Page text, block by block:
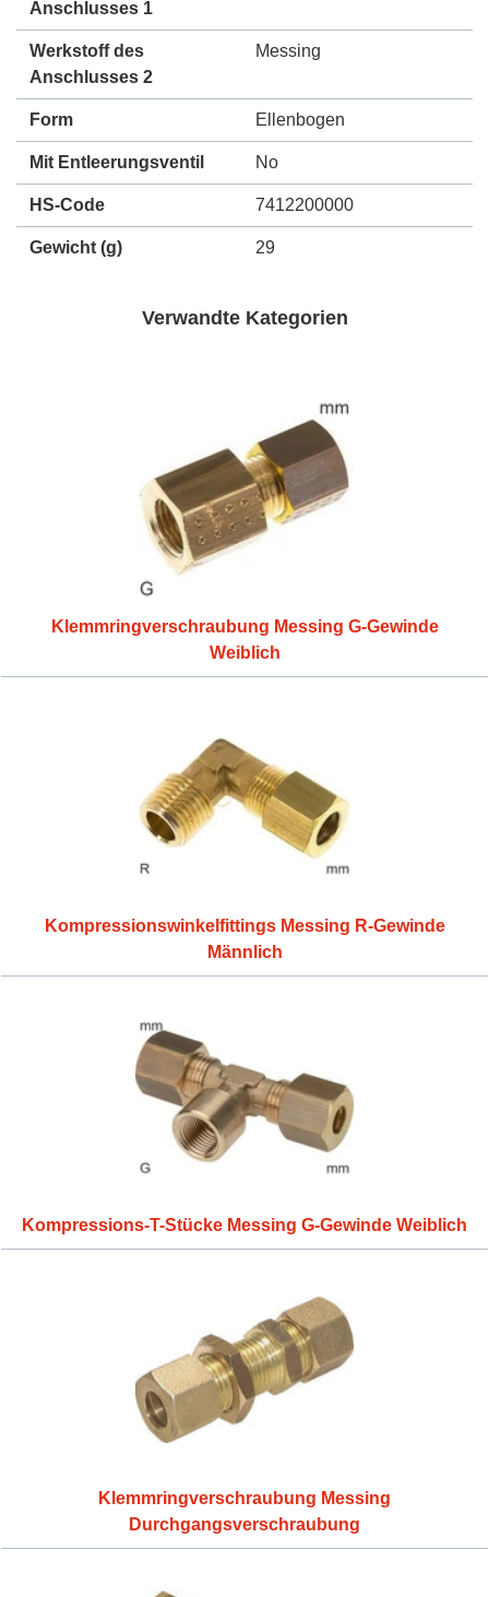
Anschlusses 1
Werkstoff des
Anschlusses 2
Messing
Form Ellenbogen
Mit Entleerungsventil No
HS-Code 7412200000
Gewicht (g) 29
Verwandte Kategorien
Klemmringverschraubung Messing G-Gewinde
Weiblich
Kompressionswinkelfittings Messing R-Gewinde
Männlich
Kompressions-T-Stücke Messing G-Gewinde Weiblich
Klemmringverschraubung Messing
Durchgangsverschraubung